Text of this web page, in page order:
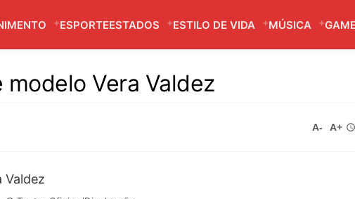
ESPORTEESTADOS ESTILO DE VIDA MÚSICA
Vera Valdez
A- A+